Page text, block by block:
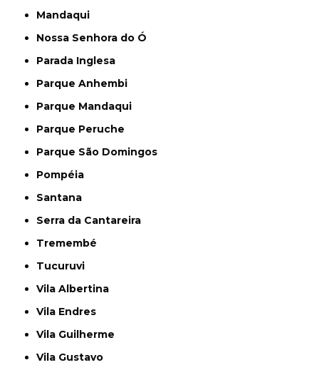
Mandaqui
Nossa Senhora do Ó
Parada Inglesa
Parque Anhembi
Parque Mandaqui
Parque Peruche
Parque São Domingos
Pompéia
Santana
Serra da Cantareira
Tremembé
Tucuruvi
Vila Albertina
Vila Endres
Vila Guilherme
Vila Gustavo